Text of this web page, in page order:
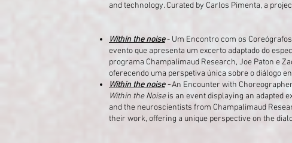
and technology. Curated by Carlos Pimenta, a
Within the noise- Um Encontro com os
evento que apresenta um excerto adaptado do
programa Champalimaud Research, Joe Paton e
oferecendo uma perspetiva única sobre o diálogo
Within the noise-An Encounter with
Within the Noiseis an event displaying an adapted
and the neuroscientists from Champalimaud
their work, offering a unique perspective on the